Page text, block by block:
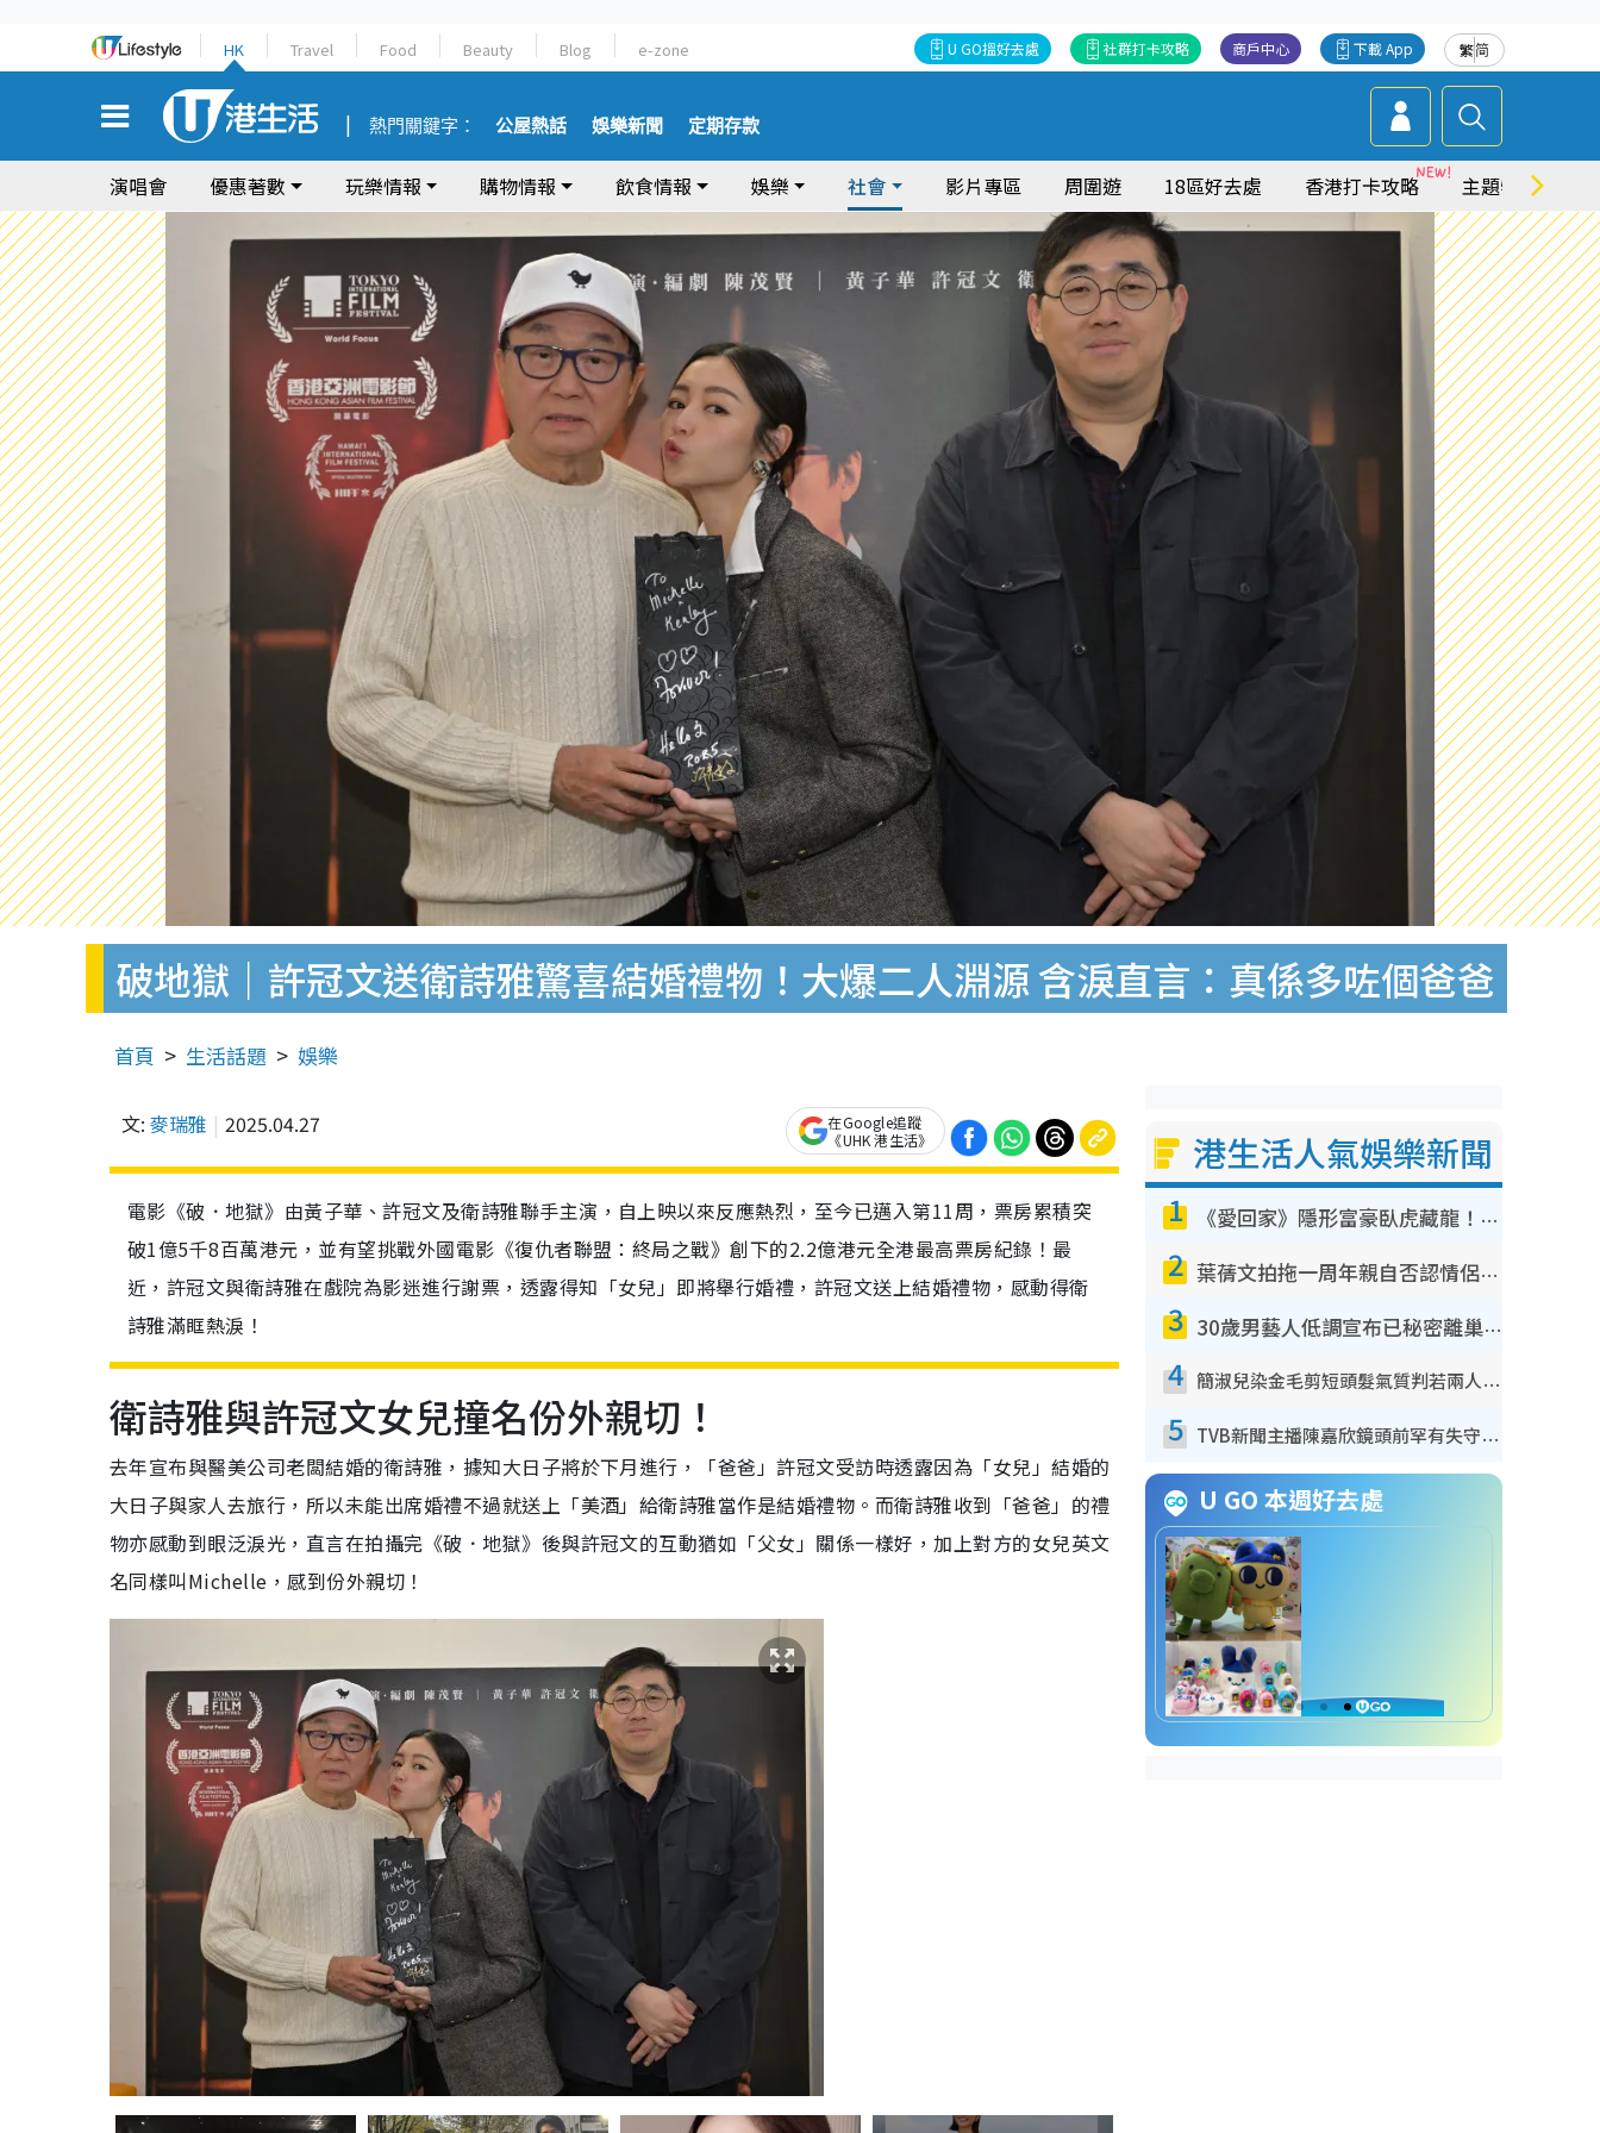
HK Travel Food Beauty Blog e-zone 繁简
下載 App
商戶中心
社群打卡攻略
U GO搵好去處
熱門關鍵字： 公屋熱話 娛樂新聞 定期存款
演唱會 優惠著數 玩樂情報 購物情報 飲食情報 娛樂 社會 影片專區 周圍遊 18區好去處 香港打卡攻略 主題特集
破地獄｜許冠文送衛詩雅驚喜結婚禮物！大爆二人淵源 含淚直言：真係多咗個爸爸
首頁 生活話題 娛樂
文: 麥瑞雅 2025.04.27
在Google追蹤
《UHK 港生活》
電影《破．地獄》由黃子華、許冠文及衛詩雅聯手主演，自上映以來反應熱烈，至今已邁入第11周，票房累積突
破1億5千8百萬港元，並有望挑戰外國電影《復仇者聯盟：終局之戰》創下的2.2億港元全港最高票房紀錄！最
近，許冠文與衛詩雅在戲院為影迷進行謝票，透露得知「女兒」即將舉行婚禮，許冠文送上結婚禮物，感動得衛
詩雅滿眶熱淚！
衛詩雅與許冠文女兒撞名份外親切！
去年宣布與醫美公司老闆結婚的衛詩雅， 據知大日子將於下月進行，「爸爸」許冠文受訪時透露因為「女兒」結婚的
大日子與家人去旅行，所以未能出席婚禮不過就送上「美酒」給衛詩雅當作是結婚禮物。而衛詩雅收到「爸爸」的禮
物亦感動到眼泛淚光，直言在拍攝完《破．地獄》後與許冠文的互動猶如「父女」關係一樣好，加上對方的女兒英文
名同樣叫Michelle ，感到份外親切！
港生活人氣娛樂新聞
1 《愛回家》隱形富豪臥虎藏龍！盤點12位財氣逼人的有錢藝人：呢位靚女3億身家唔憂做
2 葉蒨文拍拖一周年親自否認情侶關係？！被質疑感情造假竟稱GM「普通同事」
3 30歲男藝人低調宣布已秘密離巢！人氣急跌變失蹤人口︰「這幾年過得並不容易」
4 簡淑兒染金毛剪短頭髮氣質判若兩人！嚇壞老公麥大力都認唔出：「你做咩事？」
5 TVB新聞主播陳嘉欣鏡頭前罕有失守！遭林超英一句說話突襲嚇親當場大笑
U GO 本週好去處